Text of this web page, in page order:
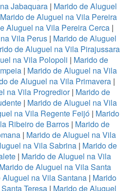
Jabaquara | Marido de Aluguel
Marido de Aluguel na Vila Pereira
Aluguel na Vila Pereira Cerca|
Vila Perus | Marido de Aluguel
de Aluguel na Vila Pirajussara
na Vila Polopoli | Marido de
| Marido de Aluguel na Vila
de Aluguel na Vila Primavera|
na Vila Progredior| Marido de
| Marido de Aluguel na Vila
na Vila Regente Feijó| Marido
Ribeiro de Barros| Marido de
| Marido de Aluguel na Vila
na Vila Sabrina| Marido de
| Marido de Aluguel na Vila
Marido de Aluguel na Vila Santa
Aluguel na Vila Santana| Marido
Teresa| Marido de Aluguel